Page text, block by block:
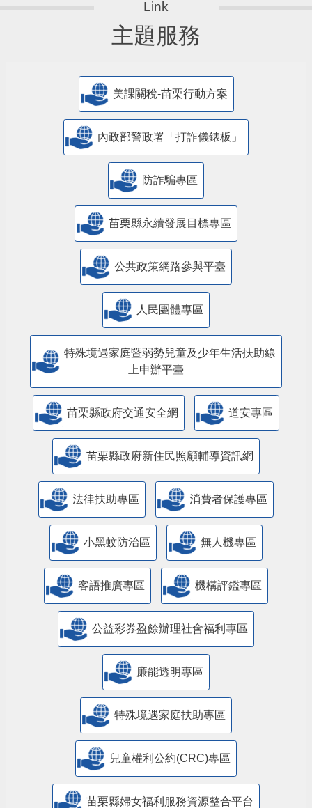
主題服務
美課關稅-苗栗行動方案
內政部警政署「打詐儀錶板」
防詐騙專區
苗栗縣永續發展目標專區
公共政策網路參與平臺
人民團體專區
特殊境遇家庭暨弱勢兒童及少年生活扶助線
上申辦平臺
苗栗縣政府交通安全網 道安專區
苗栗縣政府新住民照顧輔導資訊網
法律扶助專區 消費者保護專區
小黑蚊防治區 無人機專區
客語推廣專區 機構評鑑專區
公益彩券盈餘辦理社會福利專區
廉能透明專區
特殊境遇家庭扶助專區
兒童權利公約(CRC)專區
苗栗縣婦女福利服務資源整合平台